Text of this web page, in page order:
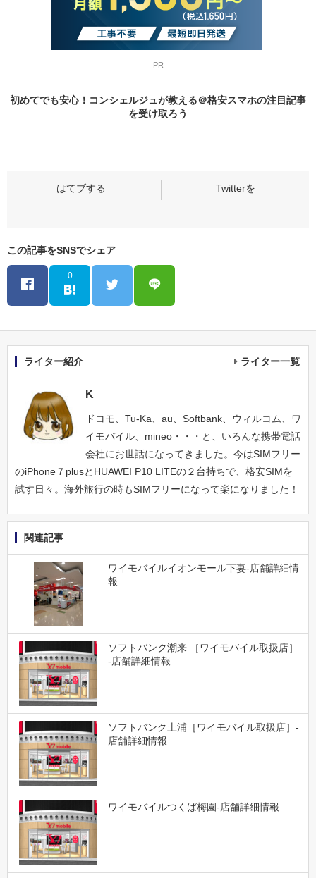
PR
初めてでも安心！コンシェルジュが教える＠格安スマホの注目記事
を受け取ろう
この記事をSNSでシェア
0
ライター紹介 ライター一覧
K
ドコモ、Tu-Ka、au、Softbank、ウィルコム、ワ
イモバイル、mineo・・・と、いろんな携帯電話
会社にお世話になってきました。今はSIMフリー
のiPhone７plusとHUAWEI P10 LITEの２台持ちで、格安SIMを
試す日々。海外旅行の時もSIMフリーになって楽になりました！
関連記事
ワイモバイルイオンモール下妻-店舗詳細情
報
ソフトバンク潮来 ［ワイモバイル取扱店］
-店舗詳細情報
ソフトバンク土浦［ワイモバイル取扱店］-
店舗詳細情報
ワイモバイルつくば梅園-店舗詳細情報